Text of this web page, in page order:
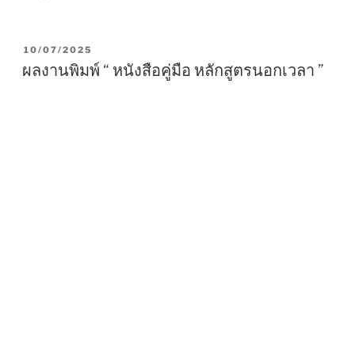
P
S
10/07/2025
ผลงานพิมพ์ “ หนังสือคู่มือ หลักสูตรนอกเวลา ”